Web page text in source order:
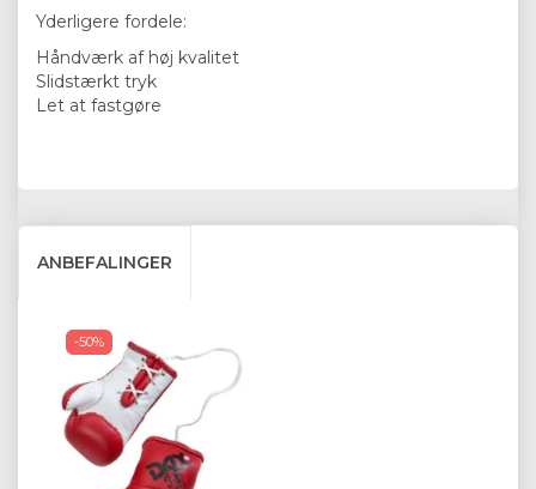
Yderligere fordele:
Håndværk af høj kvalitet
Slidstærkt tryk
Let at fastgøre
ANBEFALINGER
-50%